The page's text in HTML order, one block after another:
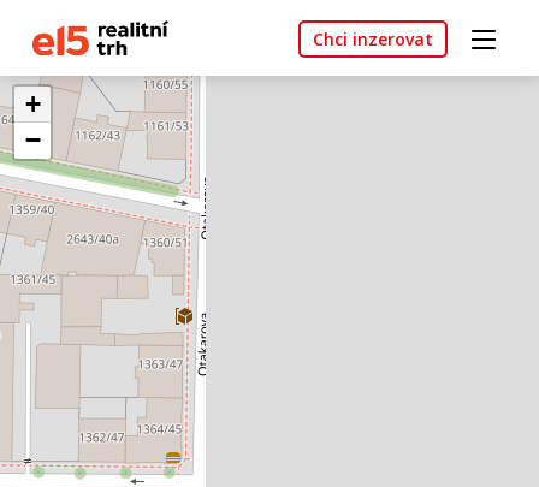
Chci inzerovat
+
−